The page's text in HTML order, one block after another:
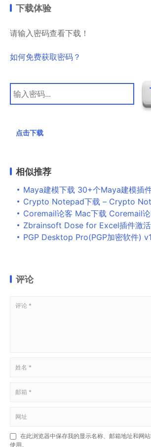
下载体验
请输入密码查看下载！
如何免费获取密码？
点击下载
相似推荐
Maya建模下载 30+个Maya建模插件工具集 KT ModelingToolSet
Crypto Notepad下载 – Crypto Notepad
Coremail论客 Mac下载 Coremail论客 for Mac(即时通讯
Zbrainsoft Dose for Excel插件激活版 Excel万能插件 Zbrainsoft Dose for
PGP Desktop Pro(PGP加密软件)
评论
在此浏览器中保存我的显示名称、邮箱地址和网
使用。